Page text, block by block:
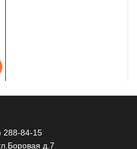
288-84-15
д.7